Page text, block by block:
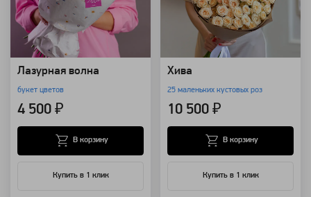
Лазурная волна
букет цветов
4 500 ₽
Купить в 1 клик
В корзину
Хива
25 маленьких кустовых роз
10 500 ₽
Купить в 1 клик
В корзину